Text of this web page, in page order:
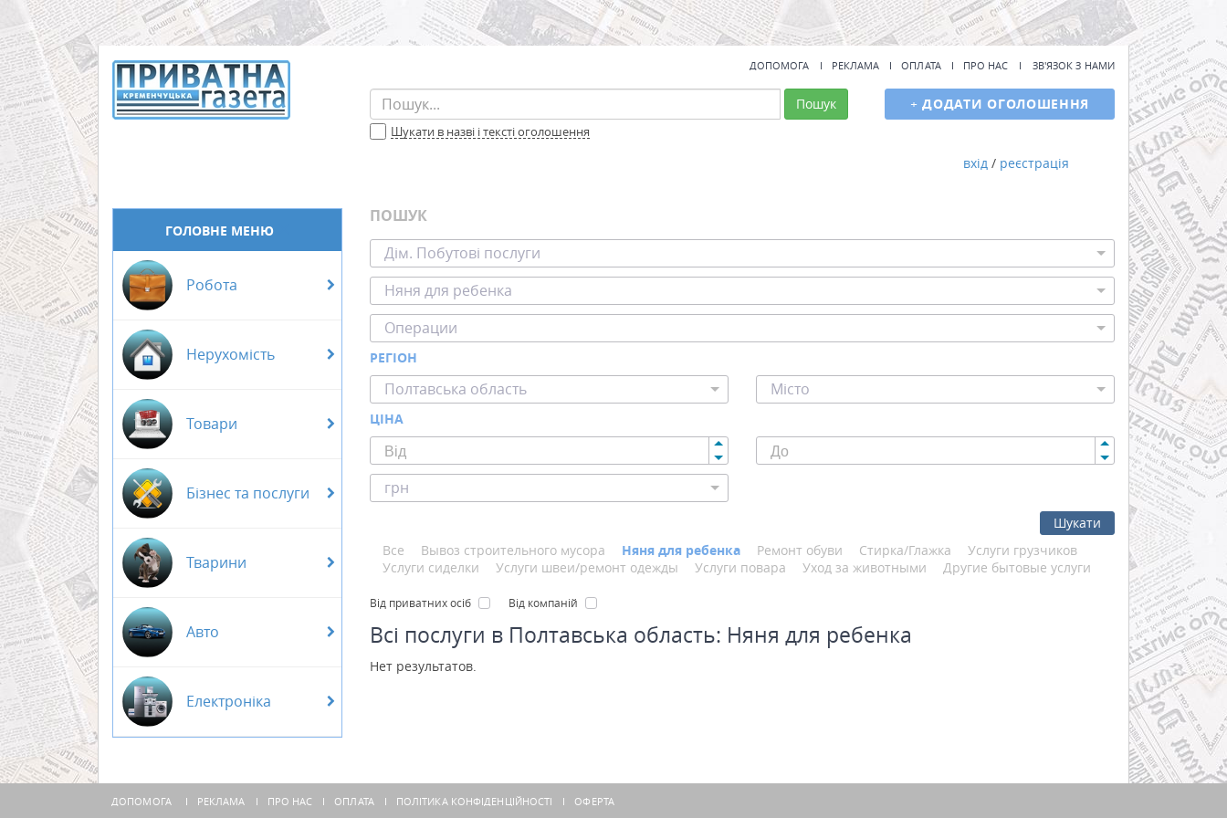
ДОПОМОГА РЕКЛАМА ОПЛАТА ПРО НАС ЗВ'ЯЗОК З НАМИ
Пошук
Шукати в назві і тексті оголошення
+ ДОДАТИ ОГОЛОШЕННЯ
вхід / реєстрація
ГОЛОВНЕ МЕНЮ
Робота
Нерухомість
Товари
Бізнес та послуги
Тварини
Авто
Електроніка
ПОШУК
Дім. Побутові послуги
Няня для ребенка
Операции
РЕГІОН
Полтавська область Місто
ЦІНА
грн
Шукати
Все
Вывоз строительного мусора Няня для ребенка Ремонт обуви Стирка/Глажка
Услуги грузчиков
Услуги сиделки
Услуги швеи/ремонт одежды Услуги повара Уход за животными Другие бытовые услуги
Від приватних осіб Від компаній
Всі послуги в Полтавська область: Няня для ребенка
Нет результатов.
ДОПОМОГА РЕКЛАМА ПРО НАС ОПЛАТА ПОЛІТИКА КОНФІДЕНЦІЙНОСТІ ОФЕРТА